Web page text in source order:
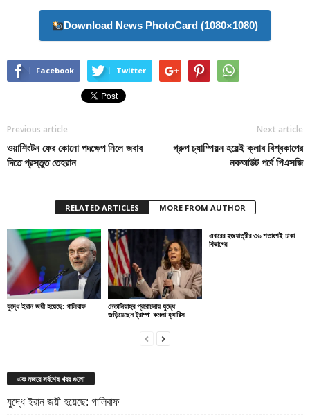
Download News PhotoCard (1080×1080)
Facebook Twitter
Previous article
ওয়াশিংটন ফের কোনো পদক্ষেপ নিলে জবাব
দিতে প্রস্তুত তেহরান
Next article
গ্রুপ চ্যাম্পিয়ন হয়েই ক্লাব বিশ্বকাপের
নকআউট পর্বে পিএসজি
RELATED ARTICLES MORE FROM AUTHOR
যুদ্ধে ইরান জয়ী হয়েছে: গালিবাফ
নেতানিয়াহুর প্ররোচনায় যুদ্ধে
জড়িয়েছেন ট্রাম্প: কমলা হ্যারিস
এবারের হজযাত্রীর ৩৬ শতাংশই ঢাকা
বিভাগের
এক নজরে সর্বশেষ খবর গুলো
যুদ্ধে ইরান জয়ী হয়েছে: গালিবাফ